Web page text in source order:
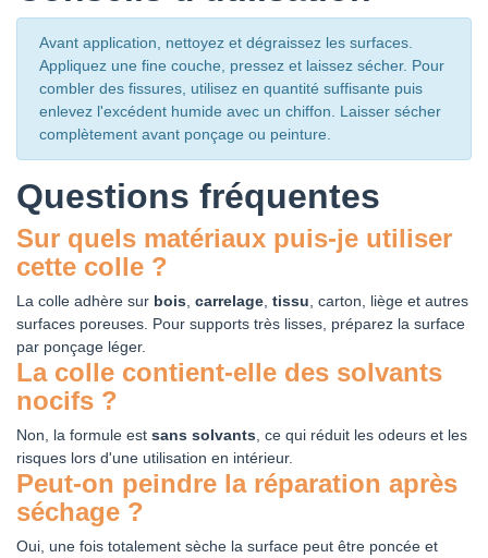
Avant application, nettoyez et dégraissez les surfaces.
Appliquez une fine couche, pressez et laissez sécher. Pour
combler des fissures, utilisez en quantité suffisante puis
enlevez l'excédent humide avec un chiffon. Laisser sécher
complètement avant ponçage ou peinture.
Questions fréquentes
Sur quels matériaux puis-je utiliser
cette colle ?
La colle adhère sur bois carrelage tissu , carton, liège et autres
surfaces poreuses. Pour supports très lisses, préparez la surface
par ponçage léger.
La colle contient-elle des solvants
nocifs ?
Non, la formule est sans solvants , ce qui réduit les odeurs et les
risques lors d'une utilisation en intérieur.
Peut-on peindre la réparation après
séchage ?
Oui, une fois totalement sèche la surface peut être poncée et